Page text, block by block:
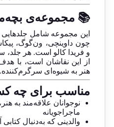
📚 مجموعه‌ی
این مجموعه شامل جلدهایی
چون داوینچی، ون‌گوگ،
و فریدا کالو است. هر جلد،
از این نقاشان است، با هدف
هنر به شیوه‌ای سرگرم‌کننده.
مناسب برای چه
نوجوانان علاقه‌مند به
ماجراجویانه
والدینی که به‌دنبال